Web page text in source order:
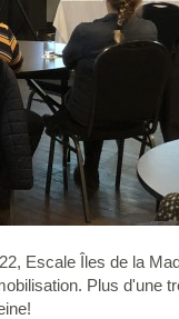
Escale Îles de la
Plus d'une